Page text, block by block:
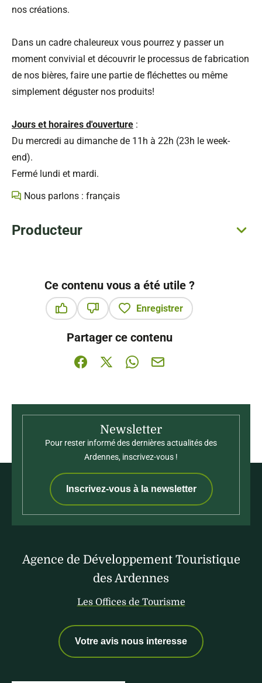
nos créations.
Dans un cadre chaleureux vous pourrez y passer un
moment convivial et découvrir le processus de fabrication
de nos bières, faire une partie de fléchettes ou même
simplement déguster nos produits!
Jours et horaires d'ouverture :
Du mercredi au dimanche de 11h à 22h (23h le week-
end).
Fermé lundi et mardi.
Nous parlons : français
Producteur
Ce contenu vous a été utile ?
Enregistrer
Partager ce contenu
Partager sur Facebook (nouvelle fenêtre)
Partager sur X / Twitter (nouvelle
Partager sur WhatsApp
Partager par mail
Newsletter
Pour rester informé des dernières actualités des
Ardennes, inscrivez-vous !
Inscrivez-vous à la newsletter
Agence de Développement Touristique
des Ardennes
Les Offices de Tourisme
Votre avis nous interesse